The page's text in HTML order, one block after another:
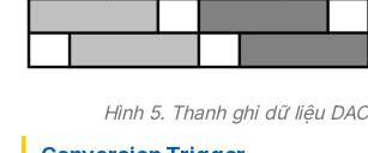
Hình 5. Thanh ghi dữ liệu